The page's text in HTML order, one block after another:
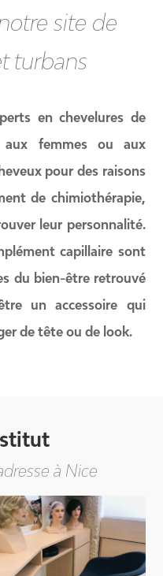
site de
turbans
enchevelures de
aux femmes ou aux
pour des raisons
de chimiothérapie,
leur personnalité.
capillaire sont
du bien-être retrouvé
un accessoire qui
de tête ou de look.
à Nice